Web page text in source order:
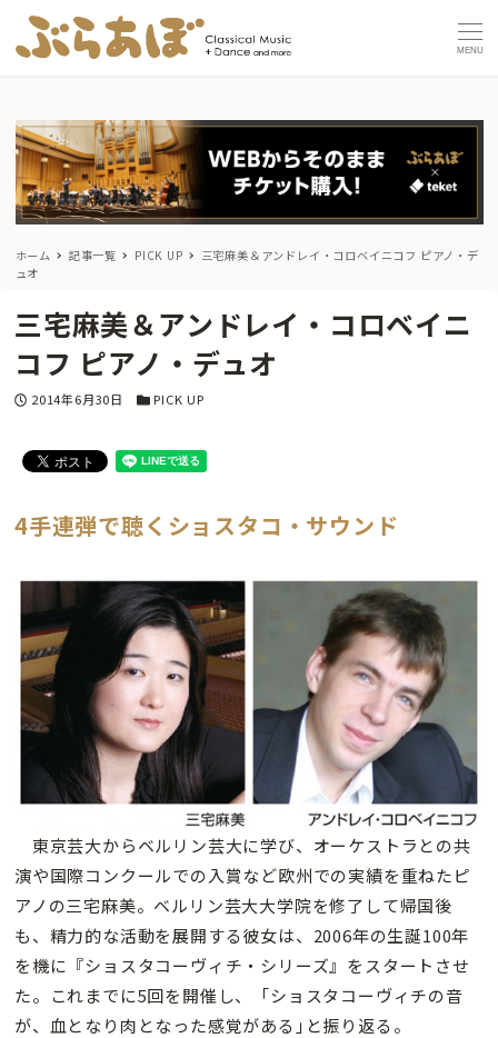
MENU
ホーム 記事一覧 PICK UP
三宅麻美＆アンドレイ・コロベイニコフ ピアノ・デ
ュオ
三宅麻美＆アンドレイ・コロベイニ
コフ ピアノ・デュオ
投稿日
2014年6月30日 カテゴリー
PICK UP
4手連弾で聴くショスタコ・サウンド
東京芸大からベルリン芸大に学び、オーケストラとの共
演や国際コンクールでの入賞など欧州での実績を重ねたピ
アノの三宅麻美。ベルリン芸大大学院を修了して帰国後
も、精力的な活動を展開する彼女は、2006年の生誕100年
を機に『ショスタコーヴィチ・シリーズ』をスタートさせ
た。これまでに5回を開催し、「ショスタコーヴィチの音
が、血となり肉となった感覚がある｣と振り返る。